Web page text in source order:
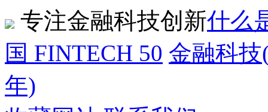
专注金融科技创新什么
国 FINTECH 50 金融科技
年)